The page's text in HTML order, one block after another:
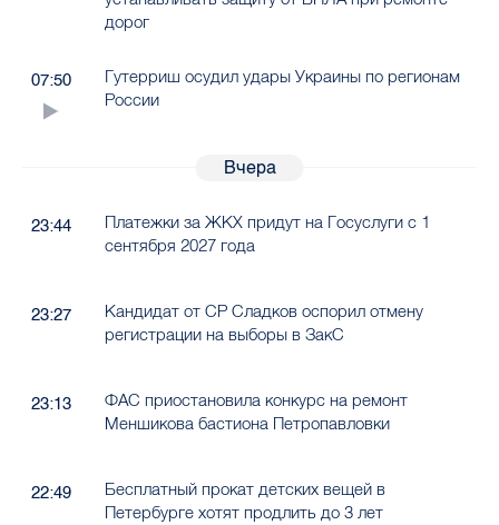
дорог
07:50
Гутерриш осудил удары Украины по регионам
России
Вчера
23:44
Платежки за ЖКХ придут на Госуслуги с 1
сентября 2027 года
23:27
Кандидат от СР Сладков оспорил отмену
регистрации на выборы в ЗакС
23:13
ФАС приостановила конкурс на ремонт
Меншикова бастиона Петропавловки
22:49
Бесплатный прокат детских вещей в
Петербурге хотят продлить до 3 лет